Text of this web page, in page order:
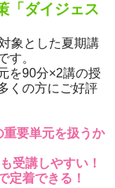
ダイジェス
象とした夏期講
す。
を90分×2講の授
くの方にご好評
重要単元を扱うか
受講しやすい！
定着できる！